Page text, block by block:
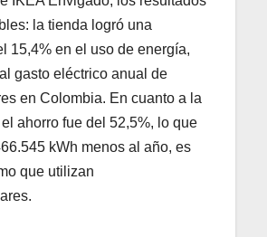
la tienda logró una
15,4% en el uso de energía,
gasto eléctrico anual de
en Colombia. En cuanto a la
ahorro fue del 52,5%, lo que
kWh menos al año, es
que utilizan